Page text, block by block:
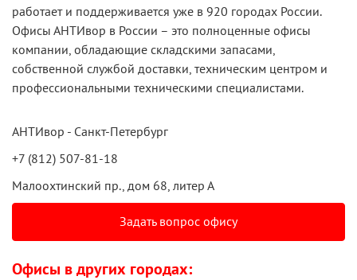
работает и поддерживается уже в 920 городаx России.
Офисы АНТИвор в России – это полноценные офисы
компании, обладающие складскими запасами,
собственной службой доставки, техническим центром и
профессиональными техническими специалистами.
АНТИвор - Санкт-Петербург
+7 (812) 507-81-18
Малоохтинский пр., дом 68, литер А
Задать вопрос офису
Офисы в других городах: